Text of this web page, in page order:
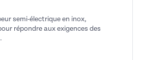
semi-électrique en inox,
répondre aux exigences des